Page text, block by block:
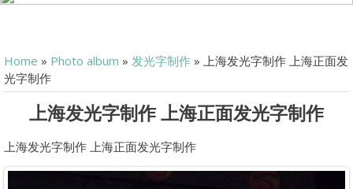
Home » Photo album » 发光字制作 » 上海发光字制作 上海正面发
光字制作
上海发光字制作 上海正面发光字制作
上海发光字制作 上海正面发光字制作